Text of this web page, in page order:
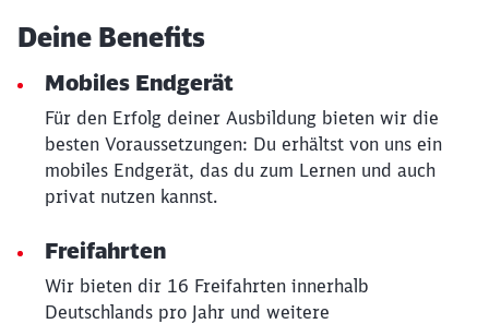
Deine Benefits
Mobiles Endgerät
Für den Erfolg deiner Ausbildung bieten wir die
besten Voraussetzungen: Du erhältst von uns ein
mobiles Endgerät, das du zum Lernen und auch
privat nutzen kannst.
Freifahrten
Wir bieten dir 16 Freifahrten innerhalb
Deutschlands pro Jahr und weitere
Möchten Sie zuweitergeleitet
werden?